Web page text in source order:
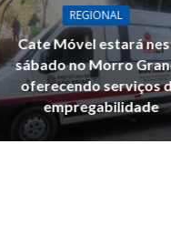
REGIONAL
Cate Móvel estará
sábado no Morro
oferecendo serviços
empregabilidade